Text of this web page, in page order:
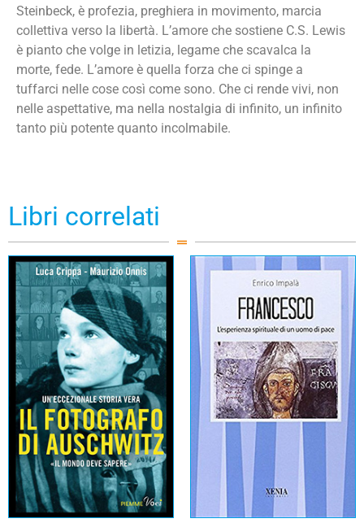
Steinbeck, è profezia, preghiera in movimento, marcia
collettiva verso la libertà. L’amore che sostiene C.S. Lewis
è pianto che volge in letizia, legame che scavalca la
morte, fede. L’amore è quella forza che ci spinge a
tuffarci nelle cose così come sono. Che ci rende vivi, non
nelle aspettative, ma nella nostalgia di infinito, un infinito
tanto più potente quanto incolmabile.
Libri correlati